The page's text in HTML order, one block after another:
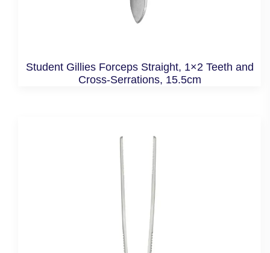
Student Gillies Forceps Straight, 1×2 Teeth and
Cross-Serrations, 15.5cm